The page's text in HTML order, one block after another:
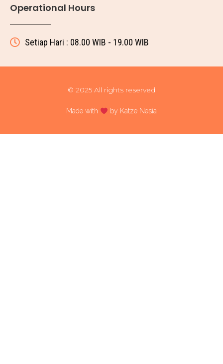
Operational Hours
Setiap Hari : 08.00 WIB - 19.00 WIB
© 2025 All rights reserved
Made with by Katze Nesia